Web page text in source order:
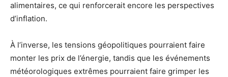
alimentaires, ce qui renforcerait encore les perspectives
d’inflation.
À l’inverse, les tensions géopolitiques pourraient faire
monter les prix de l’énergie, tandis que les événements
météorologiques extrêmes pourraient faire grimper les